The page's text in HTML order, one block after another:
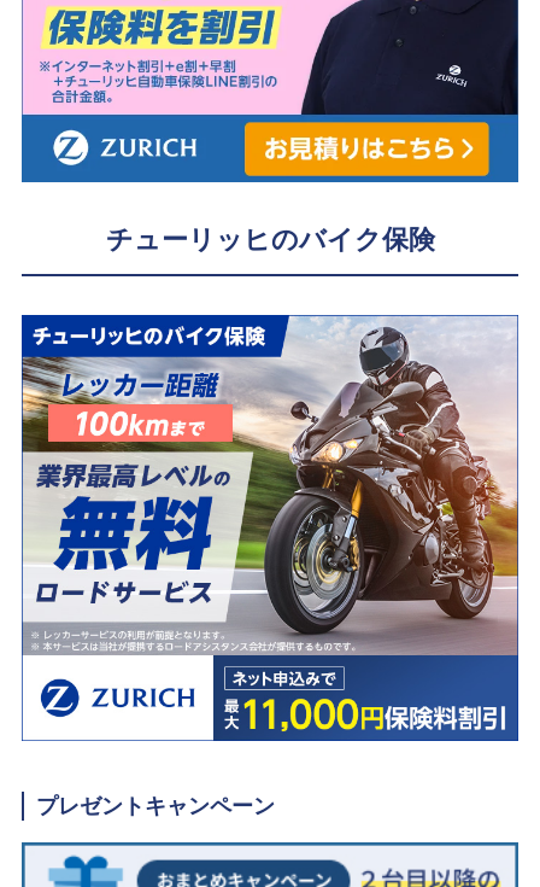
チューリッヒのバイク保険
プレゼントキャンペーン